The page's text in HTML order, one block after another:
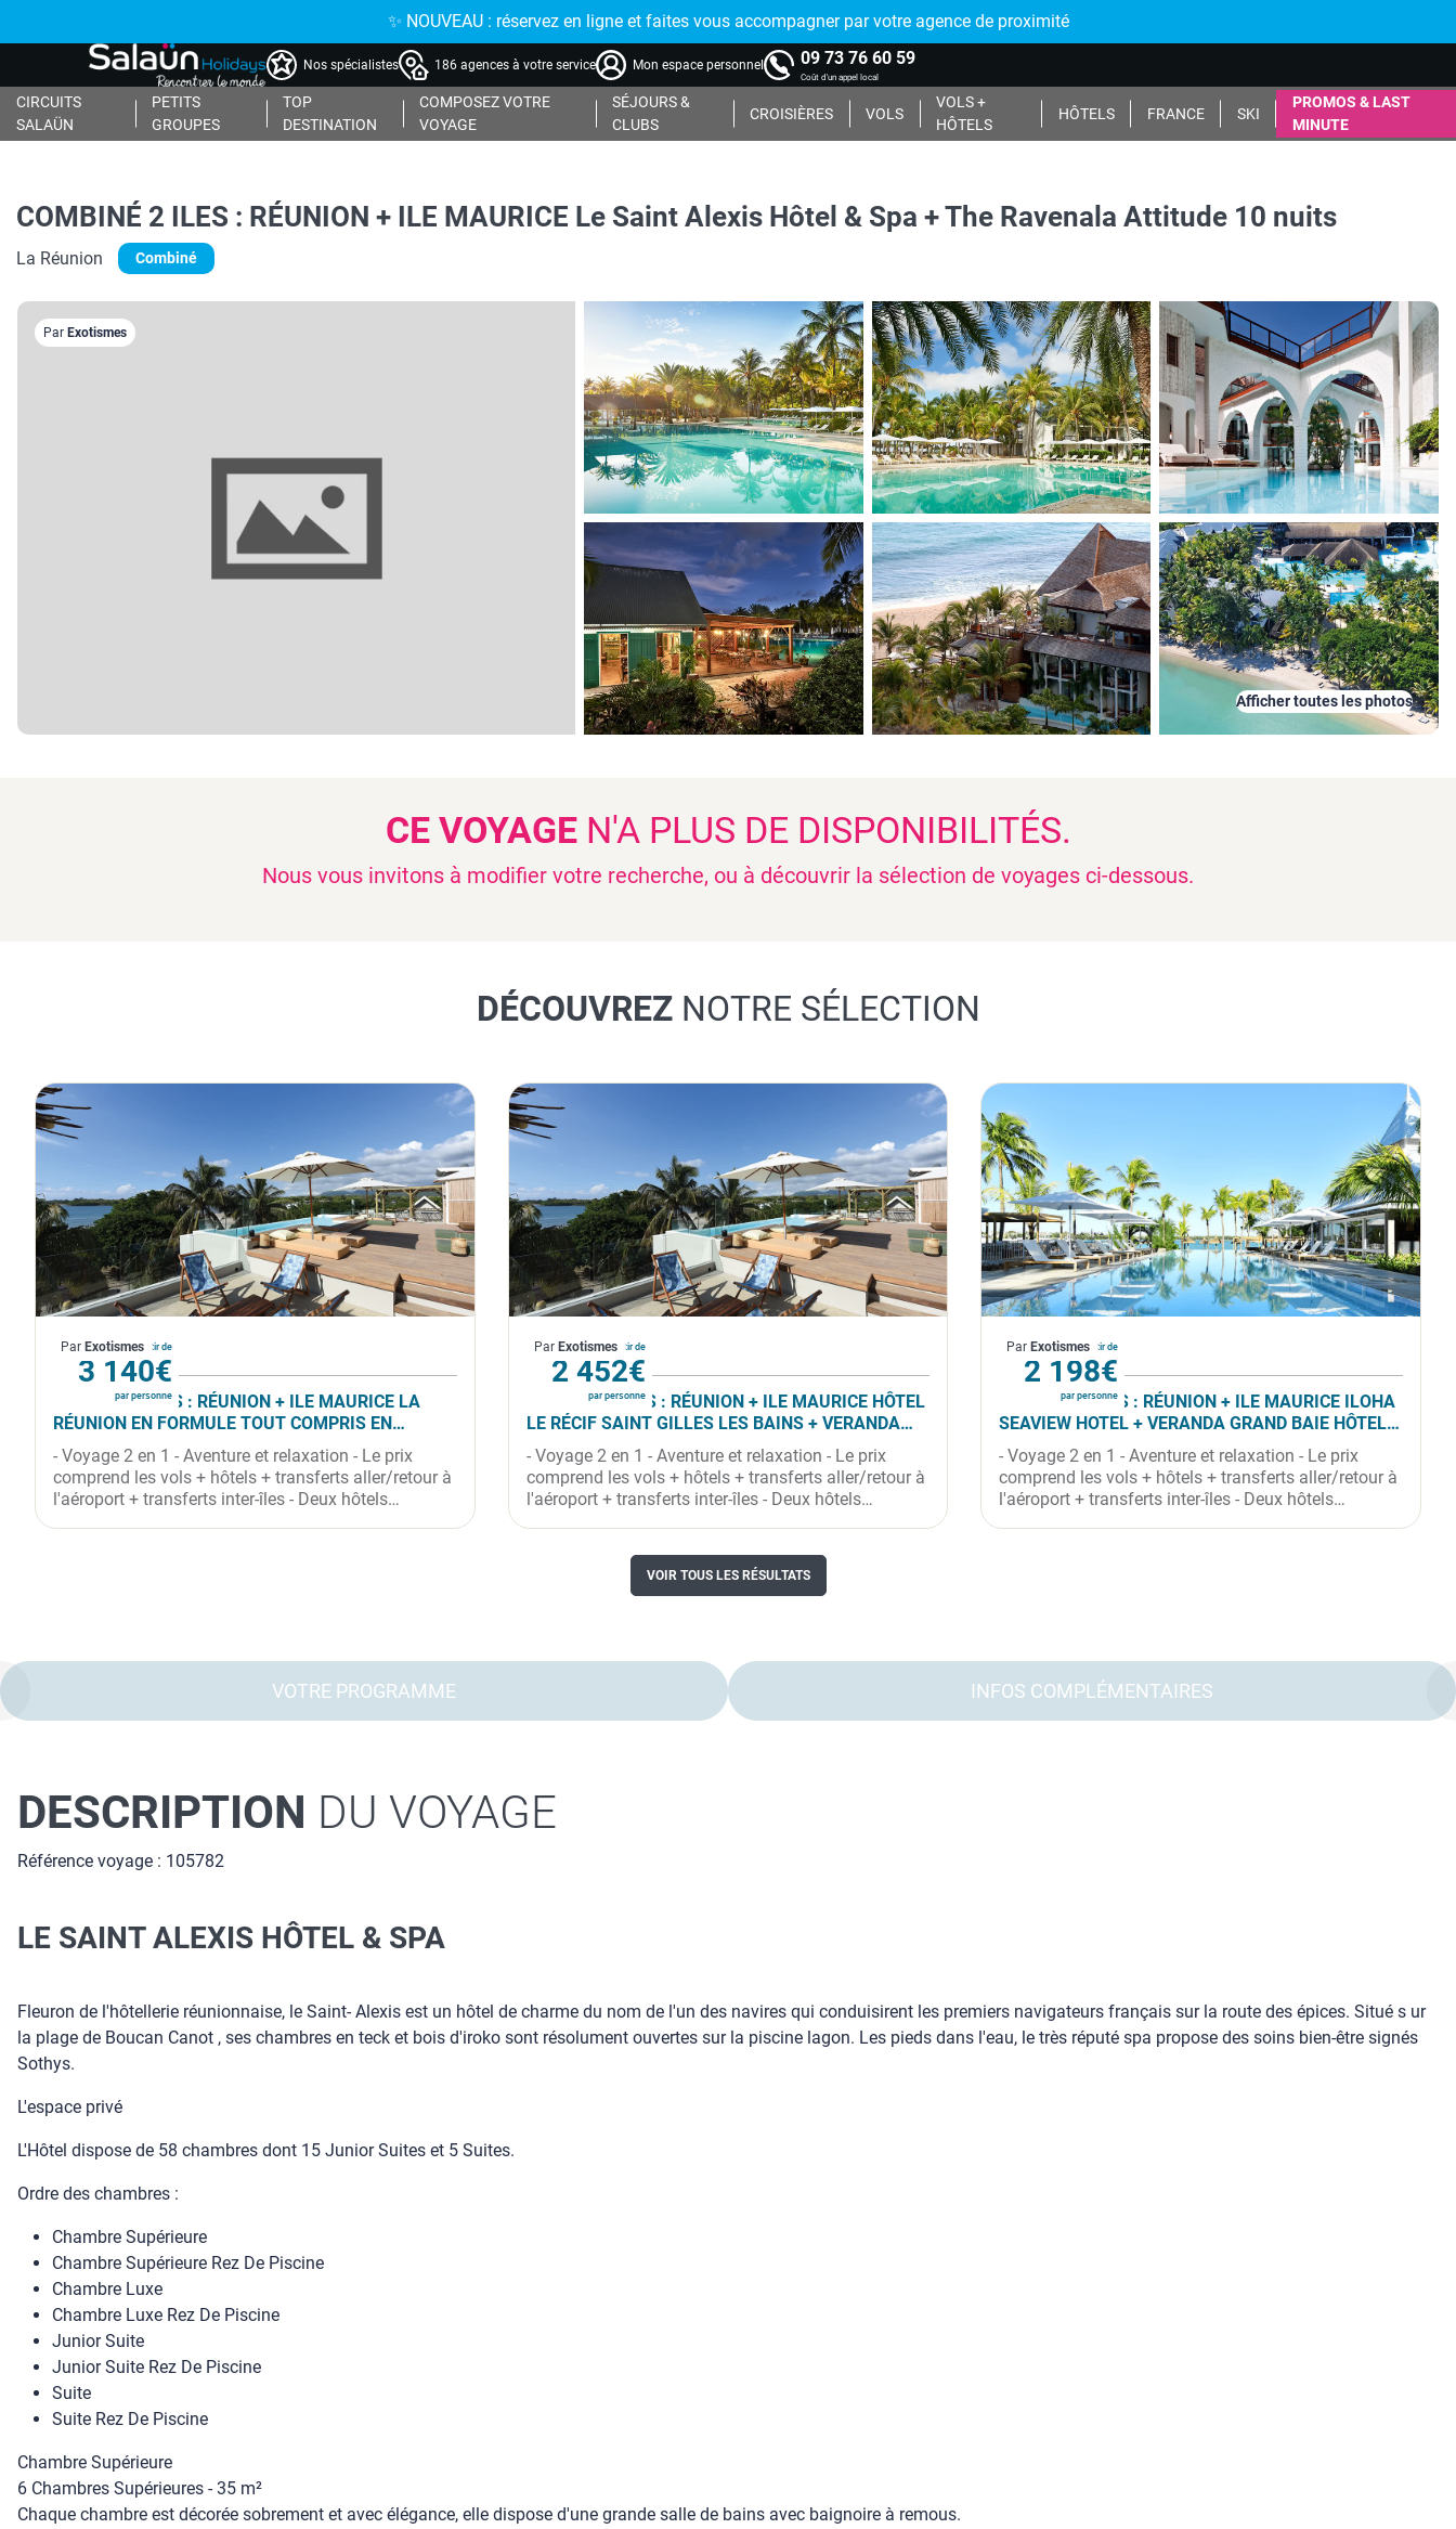
✨ NOUVEAU : réservez en ligne et faites vous accompagner par votre agence de proximité
Nos spécialistes 186 agences à votre service Mon espace personnel 09 73 76 60 59
Coût d'un appel local
CIRCUITS
SALAÜN
PETITS
GROUPES
TOP
DESTINATION
COMPOSEZ VOTRE
VOYAGE
SÉJOURS &
CLUBS
CROISIÈRES VOLS
VOLS +
HÔTELS
HÔTELS FRANCE SKI
PROMOS & LAST
MINUTE
COMBINÉ 2 ILES : RÉUNION + ILE MAURICE Le Saint Alexis Hôtel & Spa + The Ravenala Attitude 10 nuits
La Réunion Combiné
Afficher toutes les photos
Par Exotismes
CE VOYAGEN'A PLUS DE DISPONIBILITÉS.
Nous vous invitons à modifier votre recherche, ou à découvrir la sélection de voyages ci-dessous.
DÉCOUVREZNOTRE SÉLECTION
À partir de
3 140€
par personne
Par Exotismes
La Réunion
COMBINÉ 2 ILES : RÉUNION + ILE MAURICE LA
RÉUNION EN FORMULE TOUT COMPRIS EN
LIBERTÉ - SÉJOUR À L'HÔTEL LE RÉCIF + VERANDA
TAMARIN 14 NUITS ***
- Voyage 2 en 1 - Aventure et relaxation - Le prix
comprend les vols + hôtels + transferts aller/retour à
l'aéroport + transferts inter-îles - Deux hôtels
À partir de
2 452€
par personne
Par Exotismes
La Réunion
COMBINÉ 2 ILES : RÉUNION + ILE MAURICE HÔTEL
LE RÉCIF SAINT GILLES LES BAINS + VERANDA
TAMARIN 14 NUITS ***
- Voyage 2 en 1 - Aventure et relaxation - Le prix
comprend les vols + hôtels + transferts aller/retour à
l'aéroport + transferts inter-îles - Deux hôtels
À partir de
2 198€
par personne
Par Exotismes
La Réunion
COMBINÉ 2 ILES : RÉUNION + ILE MAURICE ILOHA
SEAVIEW HOTEL + VERANDA GRAND BAIE HÔTEL
& SPA 14 NUITS ***
- Voyage 2 en 1 - Aventure et relaxation - Le prix
comprend les vols + hôtels + transferts aller/retour à
l'aéroport + transferts inter-îles - Deux hôtels
VOIR TOUS LES RÉSULTATS
VOTRE PROGRAMME INFOS COMPLÉMENTAIRES
DESCRIPTION DU VOYAGE
Référence voyage : 105782
LE SAINT ALEXIS HÔTEL & SPA
Fleuron de l'hôtellerie réunionnaise, le Saint- Alexis est un hôtel de charme du nom de l'un des navires qui conduisirent les premiers navigateurs français sur la route des épices. Situé s ur
la plage de Boucan Canot , ses chambres en teck et bois d'iroko sont résolument ouvertes sur la piscine lagon. Les pieds dans l'eau, le très réputé spa propose des soins bien-être signés
Sothys.
L'espace privé
L'Hôtel dispose de 58 chambres dont 15 Junior Suites et 5 Suites.
Ordre des chambres :
Chambre Supérieure
Chambre Supérieure Rez De Piscine
Chambre Luxe
Chambre Luxe Rez De Piscine
Junior Suite
Junior Suite Rez De Piscine
Suite
Suite Rez De Piscine
Chambre Supérieure
6 Chambres Supérieures - 35 m²
Chaque chambre est décorée sobrement et avec élégance, elle dispose d'une grande salle de bains avec baignoire à remous.